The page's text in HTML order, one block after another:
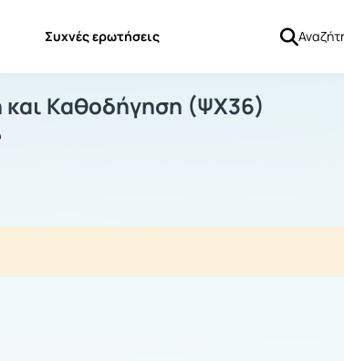
Συχνές ερωτήσεις
και Καθοδήγηση (ΨΧ36)
και Καθοδήγηση (ΨΧ36)